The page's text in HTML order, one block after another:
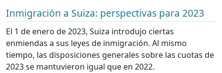
Inmigración a Suiza: perspectivas para 2023
El 1 de enero de 2023, Suiza introdujo ciertas
enmiendas a sus leyes de inmigración. Al mismo
tiempo, las disposiciones generales sobre las cuotas de
2023 se mantuvieron igual que en 2022.